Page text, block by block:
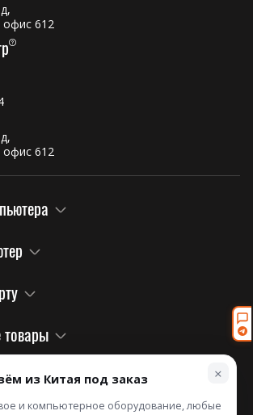
офис 612
офис 612
и политика
×
из Китая под заказ
и компьютерное оборудование, любые